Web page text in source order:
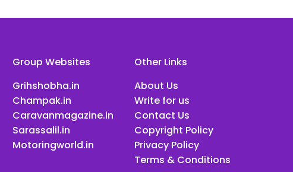
Group Websites
Grihshobha.in
Champak.in
Caravanmagazine.in
Sarassalil.in
Motoringworld.in
Other Links
About Us
Write for us
Contact Us
Copyright Policy
Privacy Policy
Terms & Conditions